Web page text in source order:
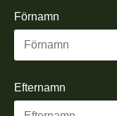
Förnamn
Efternamn